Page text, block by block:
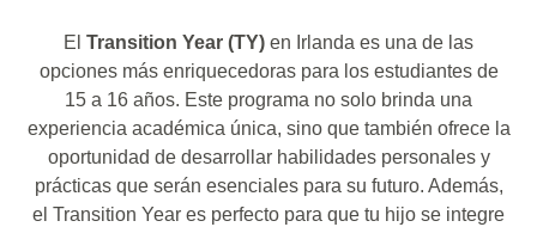
El Transition Year (TY) en Irlanda es una de las
opciones más enriquecedoras para los estudiantes de
15 a 16 años. Este programa no solo brinda una
experiencia académica única, sino que también ofrece la
oportunidad de desarrollar habilidades personales y
prácticas que serán esenciales para su futuro. Además,
el Transition Year es perfecto para que tu hijo se integre